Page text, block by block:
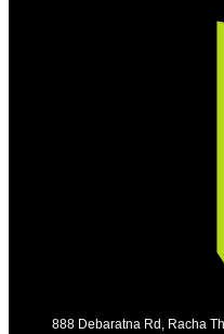
888 Debaratna Rd, Racha